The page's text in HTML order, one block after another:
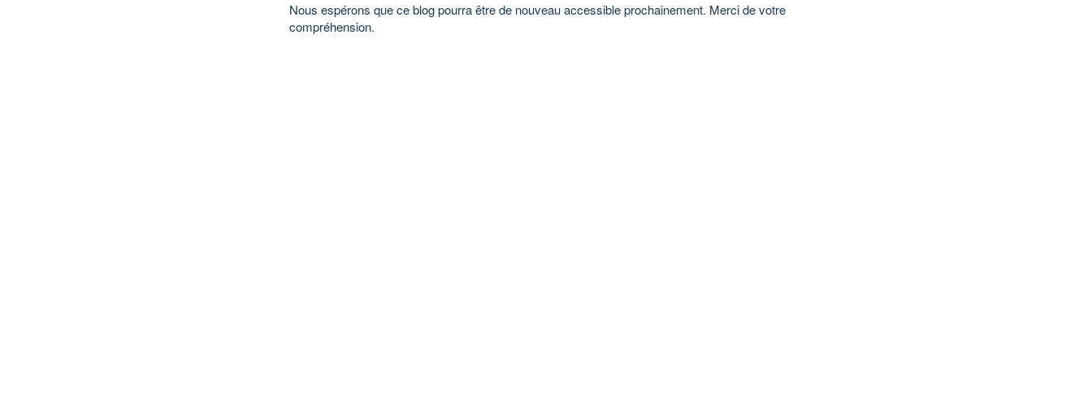
Nous espérons que ce blog pourra être de nouveau accessible prochainement. Merci de votre
compréhension.